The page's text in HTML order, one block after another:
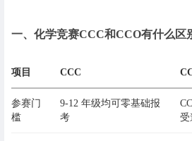
一、 化学竞赛CCC和CCO有什么区
项目 CCC
参赛门
槛
9-12 年级均可零基础报
考
受